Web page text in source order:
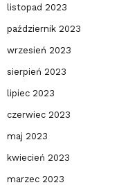
listopad 2023
październik 2023
wrzesień 2023
sierpień 2023
lipiec 2023
czerwiec 2023
maj 2023
kwiecień 2023
marzec 2023